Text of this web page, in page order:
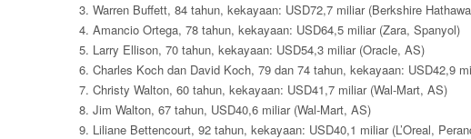
3. Warren Buffett, 84 tahun, kekayaan: USD72,7 miliar (Berkshire
4. Amancio Ortega, 78 tahun, kekayaan: USD64,5 miliar (Zara, Spanyol)
5. Larry Ellison, 70 tahun, kekayaan: USD54,3 miliar (Oracle, AS)
6. Charles Koch dan David Koch, 79 dan 74 tahun, kekayaan: USD42,9
7. Christy Walton, 60 tahun, kekayaan: USD41,7 miliar (Wal-Mart, AS)
8. Jim Walton, 67 tahun, USD40,6 miliar (Wal-Mart, AS)
9. Liliane Bettencourt, 92 tahun, kekayaan: USD40,1 miliar (L’Oreal,